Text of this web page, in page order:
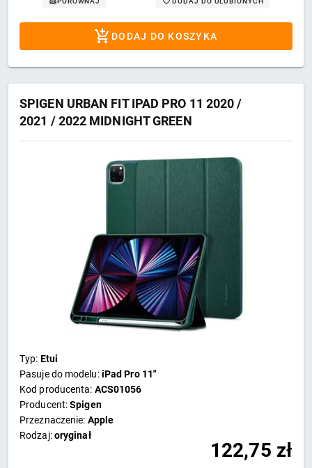
DODAJ DO KOSZYKA
SPIGEN URBAN FIT IPAD PRO 11 2020 /
2021 / 2022 MIDNIGHT GREEN
Typ: Etui
Pasuje do modelu:iPad Pro 11"
Kod producenta: ACS01056
Producent:Spigen
Przeznaczenie: Apple
Rodzaj:oryginał
122,75 zł